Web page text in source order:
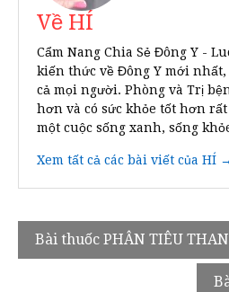
Về HÍ
Cẩm Nang Chia Sẻ Đông Y -
kiến thức về Đông Y mới
cả mọi người. Phòng và Trị
hơn và có sức khỏe tốt hơn
một cuộc sống xanh, sống
Xem tất cả các bài viết của HÍ →
Điều
hướng
Bài thuốc PHÂN TIÊU